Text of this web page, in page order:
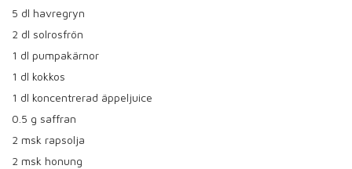
5 dl havregryn
2 dl solrosfrön
1 dl pumpakärnor
1 dl kokkos
1 dl koncentrerad äppeljuice
0.5 g saffran
2 msk rapsolja
2 msk honung